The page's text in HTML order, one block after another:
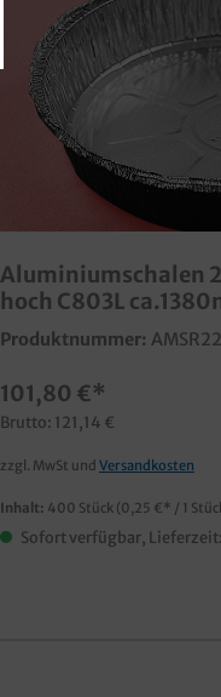
Aluminiumschalen
hoch C803L
Produktnummer:
101,80 €*
Brutto: 121,14 €
zzgl. MwSt und Versandkosten
Inhalt: 400 Stück (0,25 €* / 1
Sofort verfügbar,